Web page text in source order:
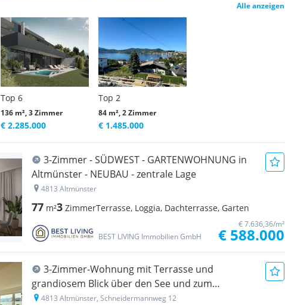
Alle anzeigen
Top 6
136 m², 3 Zimmer
€ 2.285.000
Top 2
84 m², 2 Zimmer
€ 1.485.000
3-Zimmer - SÜDWEST - GARTENWOHNUNG in
Altmünster - NEUBAU - zentrale Lage
4813 Altmünster
77 m²3 ZimmerTerrasse, Loggia, Dachterrasse, Garten
BEST LIVING Immobilien GmbH
€ 7.636,36/m²
€ 588.000
3-Zimmer-Wohnung mit Terrasse und
grandiosem Blick über den See und zum
Traunstein! UNMÖBLIERT, ERSTBEZUG &
4813 Altmünster, Schneidermannweg 12